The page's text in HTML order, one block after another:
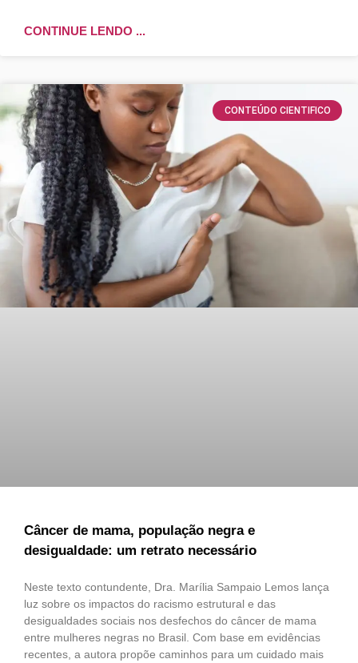
CONTINUE LENDO ...
CONTEÚDO CIENTIFICO
Câncer de mama, população negra e
desigualdade: um retrato necessário
Neste texto contundente, Dra. Marília Sampaio Lemos lança
luz sobre os impactos do racismo estrutural e das
desigualdades sociais nos desfechos do câncer de mama
entre mulheres negras no Brasil. Com base em evidências
recentes, a autora propõe caminhos para um cuidado mais